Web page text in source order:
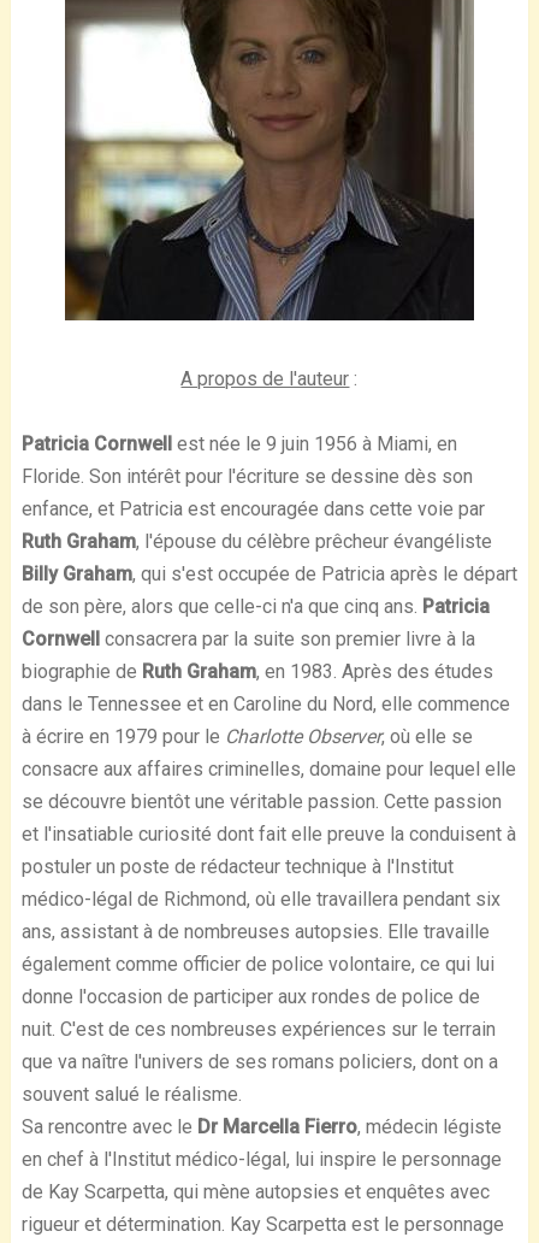
A propos de l'auteur :
Patricia Cornwellest née le 9 juin 1956 à Miami, en
Floride. Son intérêt pour l'écriture se dessine dès son
enfance, et Patricia est encouragée dans cette voie par
Ruth Graham, l'épouse du célèbre prêcheur évangéliste
Billy Graham, qui s'est occupée de Patricia après le départ
de son père, alors que celle-ci n'a que cinq ans. Patricia
Cornwellconsacrera par la suite son premier livre à la
biographie de Ruth Graham, en 1983. Après des études
dans le Tennessee et en Caroline du Nord, elle commence
à écrire en 1979 pour le Charlotte Observer, où elle se
consacre aux affaires criminelles, domaine pour lequel elle
se découvre bientôt une véritable passion. Cette passion
et l'insatiable curiosité dont fait elle preuve la conduisent à
postuler un poste de rédacteur technique à l'Institut
médico-légal de Richmond, où elle travaillera pendant six
ans, assistant à de nombreuses autopsies. Elle travaille
également comme officier de police volontaire, ce qui lui
donne l'occasion de participer aux rondes de police de
nuit. C'est de ces nombreuses expériences sur le terrain
que va naître l'univers de ses romans policiers, dont on a
souvent salué le réalisme.
Sa rencontre avec le Dr Marcella Fierro, médecin légiste
en chef à l'Institut médico-légal, lui inspire le personnage
de Kay Scarpetta, qui mène autopsies et enquêtes avec
rigueur et détermination. Kay Scarpetta est le personnage